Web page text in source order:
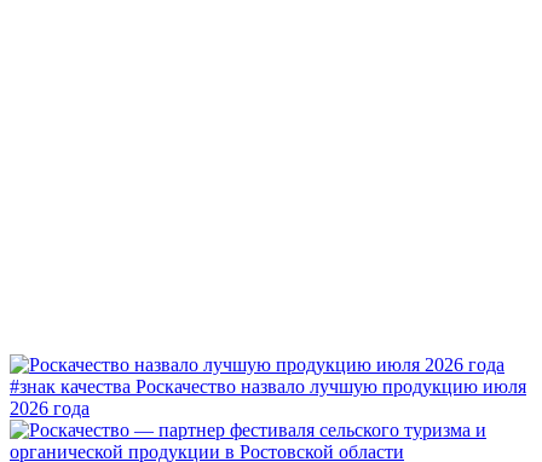
#знак качества Роскачество назвало лучшую продукцию июля
2026 года